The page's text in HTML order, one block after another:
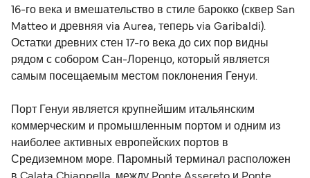
16-го века и вмешательство в стиле барокко (сквер San
Matteo и древняя via Aurea, теперь via Garibaldi).
Остатки древних стен 17-го века до сих пор видны
рядом с собором Сан-Лоренцо, который является
самым посещаемым местом поклонения Генуи.
Порт Генуи является крупнейшим итальянским
коммерческим и промышленным портом и одним из
наиболее активных европейских портов в
Средиземном море. Паромный терминал расположен